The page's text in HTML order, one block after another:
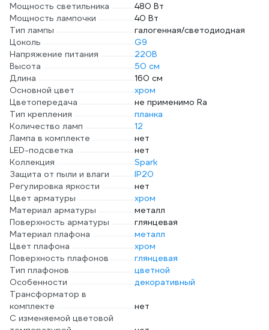
Мощность светильника
480 Вт
Мощность лампочки
40 Вт
Тип лампы
галогенная/светодиодная
Цоколь
G9
Напряжение питания
220В
Высота
50 см
Длина
160 см
Основной цвет
хром
Цветопередача
не применимо Ra
Тип крепления
планка
Количество ламп
12
Лампа в комплекте
нет
LED-подсветка
нет
Коллекция
Spark
Защита от пыли и влаги
IP20
Регулировка яркости
нет
Цвет арматуры
хром
Материал арматуры
металл
Поверхность арматуры
глянцевая
Материал плафона
металл
Цвет плафона
хром
Поверхность плафонов
глянцевая
Тип плафонов
цветной
Особенности
декоративный
Трансформатор в
комплекте
нет
С изменяемой цветовой